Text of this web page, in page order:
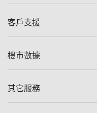
人才招募
一手新盤
減價
美聯豪宅
獨家樓盤
客戶支援
自助放盤
查詢熱線
樓市數據
樓價指數
其它服務